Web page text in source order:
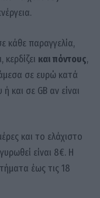
κάθε παραγγελία,
κερδίζει και πόντους,
σε ευρώ κατά
και σε GB αν είναι
και το ελάχιστο
είναι 8€. Η
έως τις 18